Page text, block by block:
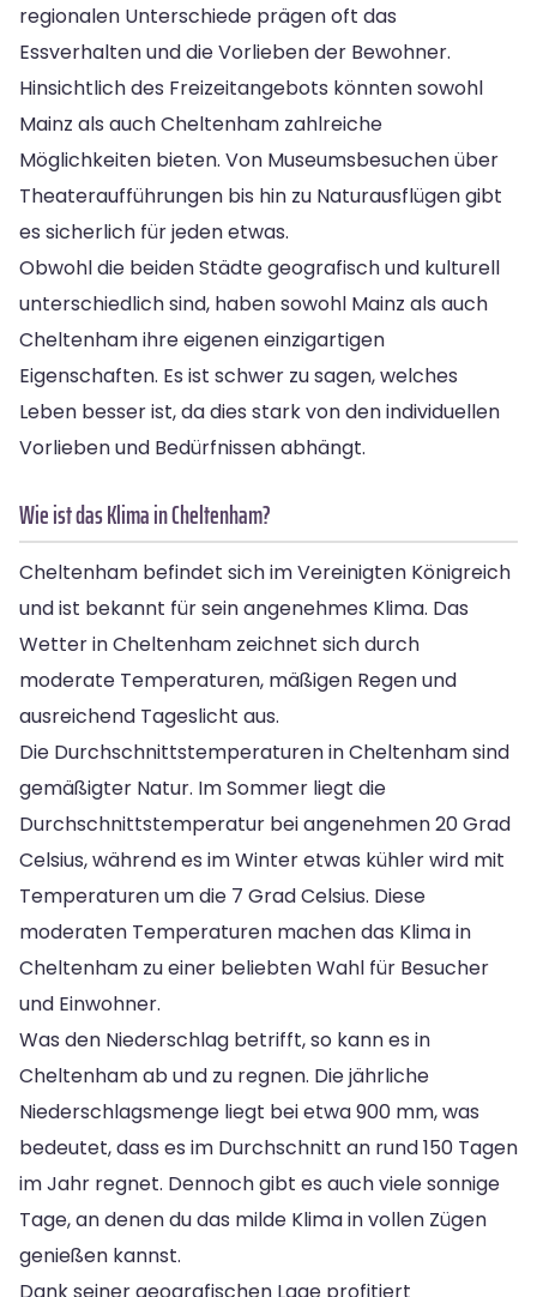
regionalen Unterschiede prägen oft das
Essverhalten und die Vorlieben der Bewohner.
Hinsichtlich des Freizeitangebots könnten sowohl
Mainz als auch Cheltenham zahlreiche
Möglichkeiten bieten. Von Museumsbesuchen über
Theateraufführungen bis hin zu Naturausflügen gibt
es sicherlich für jeden etwas.
Obwohl die beiden Städte geografisch und kulturell
unterschiedlich sind, haben sowohl Mainz als auch
Cheltenham ihre eigenen einzigartigen
Eigenschaften. Es ist schwer zu sagen, welches
Leben besser ist, da dies stark von den individuellen
Vorlieben und Bedürfnissen abhängt.
Wie ist das Klima in Cheltenham?
Cheltenham befindet sich im Vereinigten Königreich
und ist bekannt für sein angenehmes Klima. Das
Wetter in Cheltenham zeichnet sich durch
moderate Temperaturen, mäßigen Regen und
ausreichend Tageslicht aus.
Die Durchschnittstemperaturen in Cheltenham sind
gemäßigter Natur. Im Sommer liegt die
Durchschnittstemperatur bei angenehmen 20 Grad
Celsius, während es im Winter etwas kühler wird mit
Temperaturen um die 7 Grad Celsius. Diese
moderaten Temperaturen machen das Klima in
Cheltenham zu einer beliebten Wahl für Besucher
und Einwohner.
Was den Niederschlag betrifft, so kann es in
Cheltenham ab und zu regnen. Die jährliche
Niederschlagsmenge liegt bei etwa 900 mm, was
bedeutet, dass es im Durchschnitt an rund 150 Tagen
im Jahr regnet. Dennoch gibt es auch viele sonnige
Tage, an denen du das milde Klima in vollen Zügen
genießen kannst.
Dank seiner geografischen Lage profitiert